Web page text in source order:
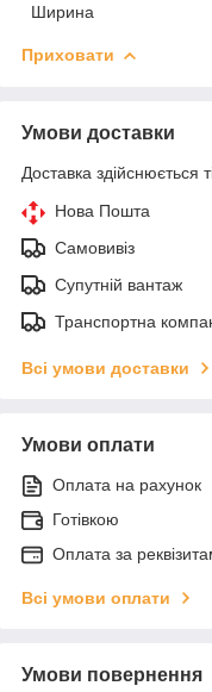
Ширина
Приховати
Умови доставки
Доставка здійснюється
Нова Пошта
Самовивіз
Супутній вантаж
Транспортна
Всі умови доставки
Умови оплати
Оплата на рахунок
Готівкою
Оплата за
Всі умови оплати
Умови повернення